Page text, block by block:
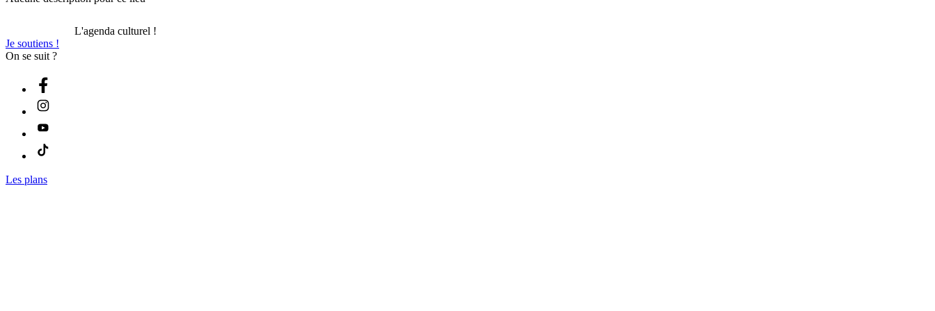
L'agenda culturel !
Je soutiens !
On se suit ?
Les plans